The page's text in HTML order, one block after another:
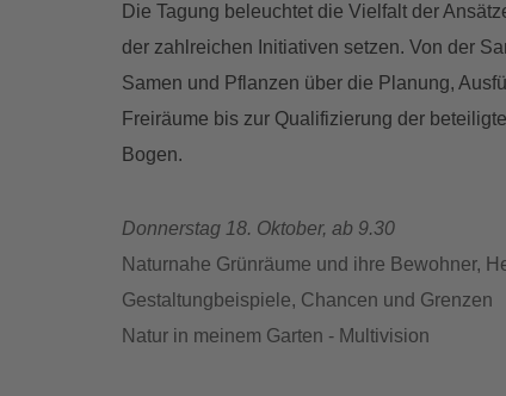
Die Tagung beleuchtet die Vielfalt der
der zahlreichen Initiativen setzen. Von der
Samen und Pflanzen über die Planung,
Freiräume bis zur Qualifizierung der
Bogen.
Donnerstag 18. Oktober, ab 9.30
Naturnahe Grünräume und ihre Bewohner,
Gestaltungbeispiele, Chancen und Grenzen
Natur in meinem Garten - Multivision